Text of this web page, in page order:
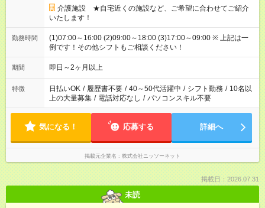
介護施設 ★自宅近くの施設など、ご希望に合わせてご紹介
いたします！
勤務時間
(1)07:00～16:00 (2)09:00～18:00 (3)17:00～09:00 ※ 上記は一
例です！その他シフトもご相談ください！
期間 即日～2ヶ月以上
特徴 日払いOK / 履歴書不要 / 40～50代活躍中 / シフト勤務 / 10名以
上の大量募集 / 電話対応なし / パソコンスキル不要
気になる！ 応募する 詳細へ
掲載元企業名 株式会社ニッソーネット
掲載日：2026.07.31
未読